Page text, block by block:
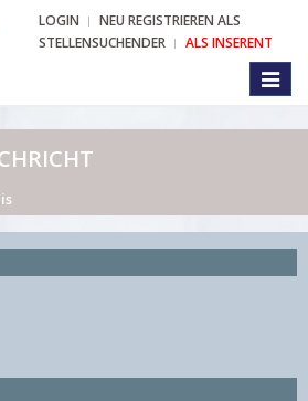
LOGIN
NEU REGISTRIEREN ALS
STELLENSUCHENDER
ALS INSERENT